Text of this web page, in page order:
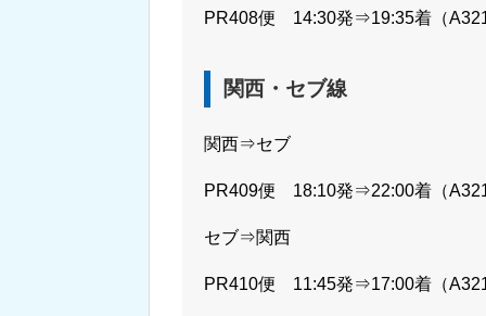
PR408便 14:30発⇒19:35着（A321
関西・セブ線
関西⇒セブ
PR409便 18:10発⇒22:00着（A321
セブ⇒関西
PR410便 11:45発⇒17:00着（A321